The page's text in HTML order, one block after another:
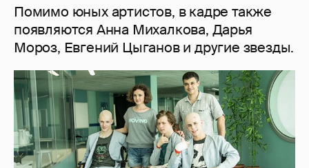
Помимо юных артистов, в кадре также
появляются Анна Михалкова, Дарья
Мороз, Евгений Цыганов и другие звезды.